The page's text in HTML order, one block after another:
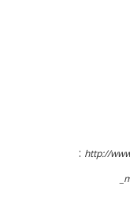
: http://